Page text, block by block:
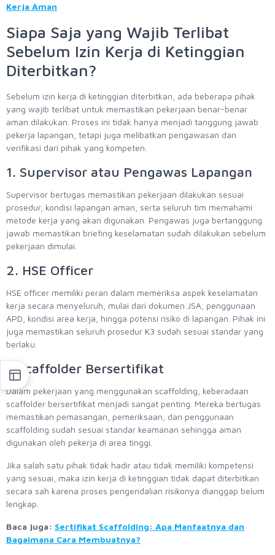
Kerja Aman
Siapa Saja yang Wajib Terlibat
Sebelum Izin Kerja di Ketinggian
Diterbitkan?
Sebelum izin kerja di ketinggian diterbitkan, ada beberapa pihak
yang wajib terlibat untuk memastikan pekerjaan benar-benar
aman dilakukan. Proses ini tidak hanya menjadi tanggung jawab
pekerja lapangan, tetapi juga melibatkan pengawasan dan
verifikasi dari pihak yang kompeten.
1. Supervisor atau Pengawas Lapangan
Supervisor bertugas memastikan pekerjaan dilakukan sesuai
prosedur, kondisi lapangan aman, serta seluruh tim memahami
metode kerja yang akan digunakan. Pengawas juga bertanggung
jawab memastikan briefing keselamatan sudah dilakukan sebelum
pekerjaan dimulai.
2. HSE Officer
HSE officer memiliki peran dalam memeriksa aspek keselamatan
kerja secara menyeluruh, mulai dari dokumen JSA, penggunaan
APD, kondisi area kerja, hingga potensi risiko di lapangan. Pihak ini
juga memastikan seluruh prosedur K3 sudah sesuai standar yang
berlaku.
3.Scaffolder Bersertifikat
Dalam pekerjaan yang menggunakan scaffolding, keberadaan
scaffolder bersertifikat menjadi sangat penting. Mereka bertugas
memastikan pemasangan, pemeriksaan, dan penggunaan
scaffolding sudah sesuai standar keamanan sehingga aman
digunakan oleh pekerja di area tinggi.
Jika salah satu pihak tidak hadir atau tidak memiliki kompetensi
yang sesuai, maka izin kerja di ketinggian tidak dapat diterbitkan
secara sah karena proses pengendalian risikonya dianggap belum
lengkap.
Baca juga: Sertifikat Scaffolding: Apa Manfaatnya dan
Bagaimana Cara Membuatnya?